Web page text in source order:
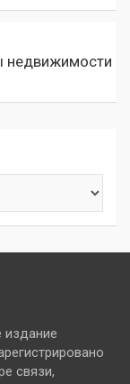
недвижимости
издание
связи,